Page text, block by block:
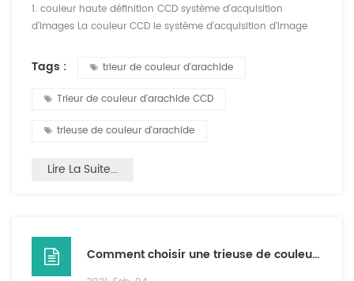
1. couleur haute définition CCD système d'acquisition
d'images La couleur CCD le système d'acquisition d'image
d'information, ce qui permet à notre trieur de couleurs de
mieux répondre aux besoins des clients. La résolution
minimale de cette machine est de 0,15 mm et elle peut
la moisissur...
Tags : trieur de couleur d'arachide
Trieur de couleur d'arachide CCD
trieuse de couleur d'arachide
Lire La Suite...
Comment choisir une trieuse de couleur de riz